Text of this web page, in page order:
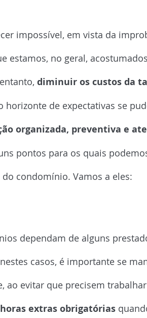
impossível, em vista da
estamos, no geral,
diminuir os custos da
horizonte de expectativas se
organizada, preventiva e
pontos para os quais
condomínio. Vamos a eles:
dependam de alguns
casos, é importante se
ao evitar que precisem
extras obrigatórias